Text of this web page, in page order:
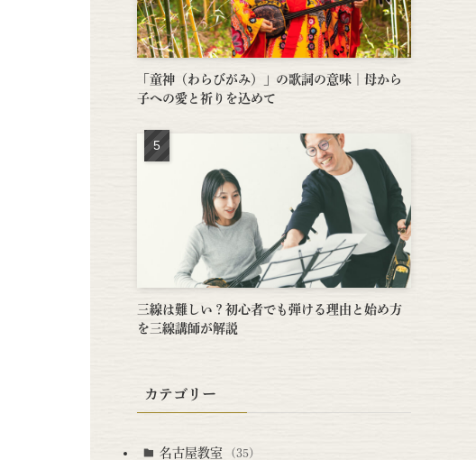
「童神（わらびがみ）」の歌詞の意味｜母から
子への愛と祈りを込めて
三線は難しい？初心者でも弾ける理由と始め方
を三線講師が解説
カテゴリー
名古屋教室 (35)